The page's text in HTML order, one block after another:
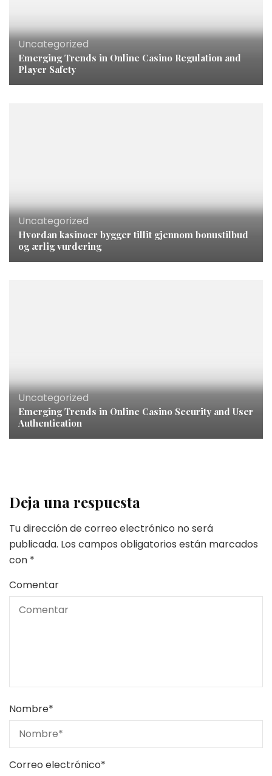
Uncategorized
Emerging Trends in Online Casino Regulation and
Player Safety
Uncategorized
Hvordan kasinoer bygger tillit gjennom bonustilbud
og ærlig vurdering
Uncategorized
Emerging Trends in Online Casino Security and User
Authentication
Deja una respuesta
Tu dirección de correo electrónico no será
publicada. Los campos obligatorios están marcados
con *
Comentar
Nombre*
Correo electrónico*